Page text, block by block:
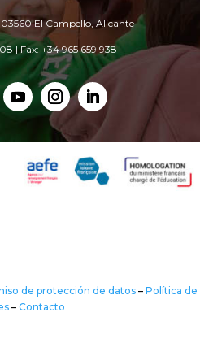
03560 El Campello, Alicante
| Fax: +34 965 659 938
de protección de datos– Política de
– Contacto